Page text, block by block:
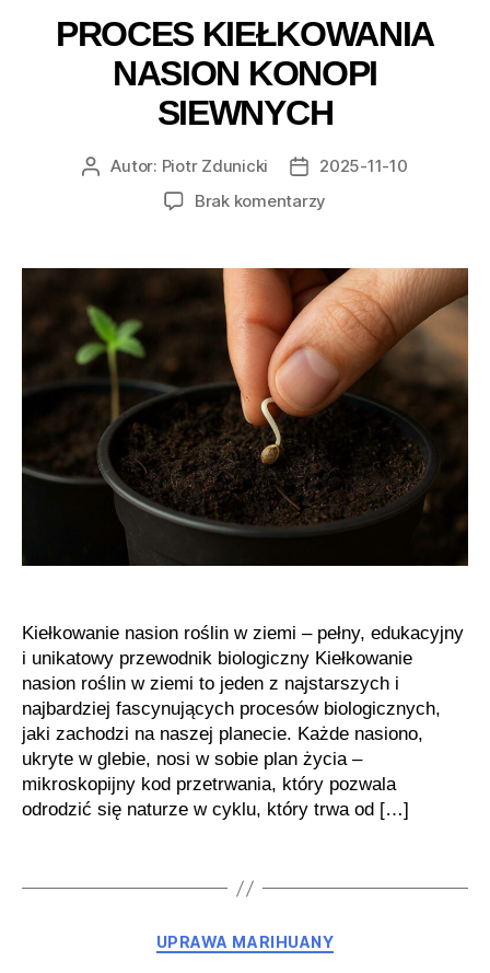
PROCES KIEŁKOWANIA
NASION KONOPI
SIEWNYCH
AutorAutor: Piotr Zdunicki
Data2025-11-10
Brak komentarzy
nasion
konopi
siewnych
Kiełkowanie nasion roślin w ziemi – pełny, edukacyjny
i unikatowy przewodnik biologiczny Kiełkowanie
nasion roślin w ziemi to jeden z najstarszych i
najbardziej fascynujących procesów biologicznych,
jaki zachodzi na naszej planecie. Każde nasiono,
ukryte w glebie, nosi w sobie plan życia –
mikroskopijny kod przetrwania, który pozwala
odrodzić się naturze w cyklu, który trwa od […]
Kategorie
UPRAWA MARIHUANY